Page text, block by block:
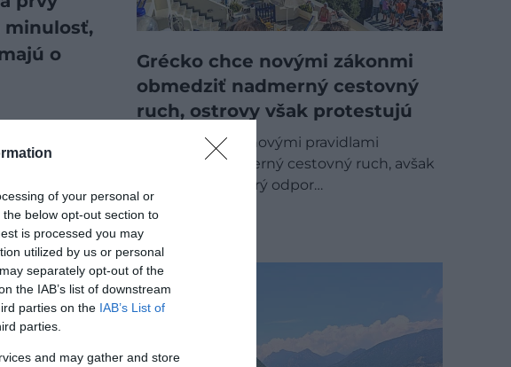
of your personal or
below opt-out section to
is processed you may
utilized by us or personal
separately opt-out of the
the IAB’s list of downstream
parties on the IAB’s List of
parties.
and may gather and store
minulosť,
o
miesta s
až k
dodnes
so šnúrou
s detailmi
vyústil do
Grécko chce novými zákonmi
obmedziť nadmerný cestovný
ruch, ostrovy však protestujú
Grécko sa snaží novými pravidlami
obmedziť nadmerný cestovný ruch, avšak
návrh vyvolal ostrý odpor…
DESTINÁCIE